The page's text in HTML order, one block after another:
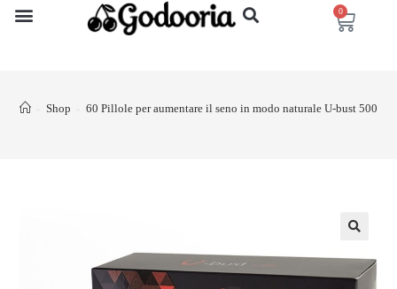
0
> Shop > 60 Pillole per aumentare il seno in modo naturale U-bust 500